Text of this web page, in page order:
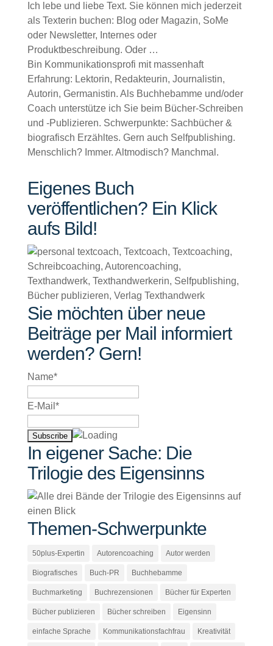
Ich lebe und liebe Text. Sie können mich jederzeit
als Texterin buchen: Blog oder Magazin, SoMe
oder Newsletter, Internes oder
Produktbeschreibung. Oder …
Bin Kommunikationsprofi mit massenhaft
Erfahrung: Lektorin, Redakteurin, Journalistin,
Autorin, Germanistin. Als Buchhebamme und/oder
Coach unterstütze ich Sie beim Bücher-Schreiben
und -Publizieren. Schwerpunkte: Sachbücher &
biografisch Erzähltes. Gern auch Selfpublishing.
Menschlich? Immer. Altmodisch? Manchmal.
Eigenes Buch
veröffentlichen? Ein Klick
aufs Bild!
Sie möchten über neue
Beiträge per Mail informiert
werden? Gern!
Name*
E-Mail*
In eigener Sache: Die
Trilogie des Eigensinns
Themen-Schwerpunkte
50plus-Expertin Autorencoaching Autor werden
Biografisches Buch-PR Buchhebamme
Buchmarketing Buchrezensionen Bücher für Experten
Bücher publizieren Bücher schreiben Eigensinn
einfache Sprache Kommunikationsfachfrau Kreativität